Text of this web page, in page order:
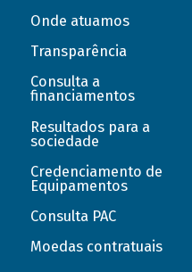
Onde atuamos
Transparência
Consulta a
financiamentos
Resultados para a
sociedade
Credenciamento de
Equipamentos
Consulta PAC
Moedas contratuais